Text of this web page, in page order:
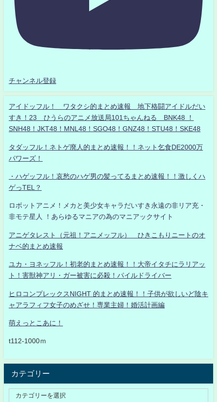
チャンネル登録
アイドッフル！ ワタクシ的まとめ速報 地下格闘アイドルだい
すき！23 ひうらのアニメ放送局101ちゃんねる BNK48 ！
SNH48！JKT48！MNL48！SGO48！GNZ48！STU48！SKE48
タダッフル！ネトゲ廃人的まとめ速報！！ネット乞食DE2000万
パワーズ！
・ハゲッフル！哀愁のハゲ男の髪ってるまとめ速報！！激しくハ
ゲっTEL？
ロボットアニメ！メカと美少女キャラだいすき永遠の非リア充・
非モテ星人 ！あらゆるマニアの為のマニアックサイト
アニゲタレスト（元祖！アニメッフル） ひきこもりニートのオ
ナベ的まとめ速報
ユカ・ヨネッフル！初老的まとめ速報！！大帝イタチにラリアッ
ト！害獣神アリ・ガー被害に必殺！パイルドライバー
ヒロコンプレックスNIGHT 的まとめ速報！！子供が欲しいど陰キ
ャアラフィフ女子のめざせ！専業主婦！婚活計画編
萌えっとこあに！
t112-1000ｍ
カテゴリー